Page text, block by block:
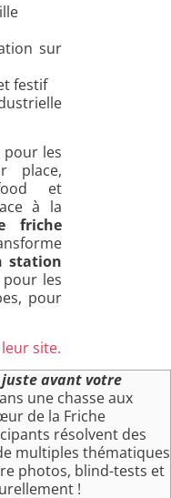
sur
festif
les
place,
et
à la
friche
station
les
pour
site.
avant votre
une chasse aux
de la Friche
résolvent des
multiples thématiques
photos, blind-tests et
!